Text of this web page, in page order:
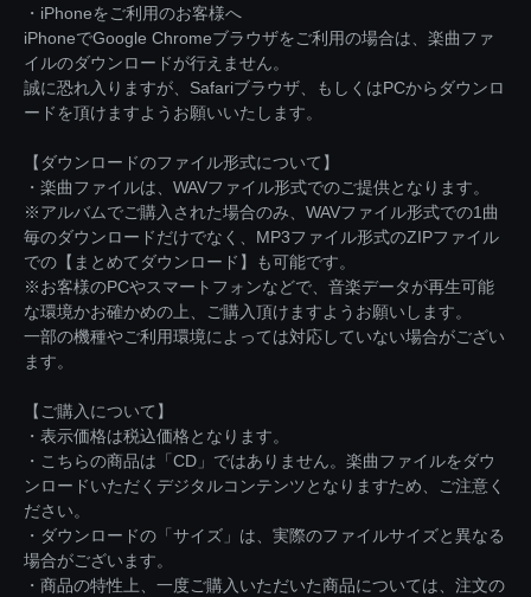
・iPhoneをご利用のお客様へ
iPhoneでGoogle Chromeブラウザをご利用の場合は、楽曲ファ
イルのダウンロードが行えません。
誠に恐れ入りますが、Safariブラウザ、もしくはPCからダウンロ
ードを頂けますようお願いいたします。
【ダウンロードのファイル形式について】
・楽曲ファイルは、WAVファイル形式でのご提供となります。
※アルバムでご購入された場合のみ、WAVファイル形式での1曲
毎のダウンロードだけでなく、MP3ファイル形式のZIPファイル
での【まとめてダウンロード】も可能です。
※お客様のPCやスマートフォンなどで、音楽データが再生可能
な環境かお確かめの上、ご購入頂けますようお願いします。
一部の機種やご利用環境によっては対応していない場合がござい
ます。
【ご購入について】
・表示価格は税込価格となります。
・こちらの商品は「CD」ではありません。楽曲ファイルをダウ
ンロードいただくデジタルコンテンツとなりますため、ご注意く
ださい。
・ダウンロードの「サイズ」は、実際のファイルサイズと異なる
場合がございます。
・商品の特性上、一度ご購入いただいた商品については、注文の